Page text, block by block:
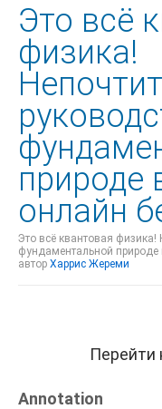
Это всё
физика!
природе
онлайн
Это всё квантовая физика!
фундаментальной природе
автор Харрис Жереми
Перейти
Annotation